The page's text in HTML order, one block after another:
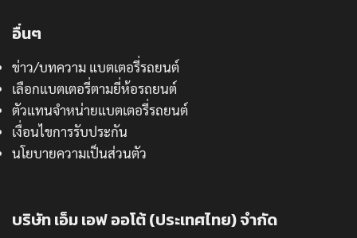
อื่นๆ
ข่าว/บทความ แบตเตอรี่รถยนต์
เลือกแบตเตอรี่ตามยี่ห้อรถยนต์
ตัวแทนจำหน่ายแบตเตอรี่รถยนต์
เงื่อนไขการรับประกัน
นโยบายความเป็นส่วนตัว
บริษัท เอ็ม เอฟ ออโต้ (ประเทศไทย) จำกัด